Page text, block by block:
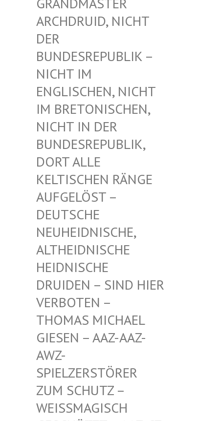
RCHDRUID, NICHT D
ER B
UNDESREPUBLIK – N
ICHT IM E
NGLISCHEN, NICHT I
M BRETONISCHEN, N
ICHT IN DER B
UNDESREPUBLIK, D
ORT ALLE K
ELTISCHEN RÄNGE A
UFGELÖST – D
EUTSCHE N
EUHEIDNISCHE, A
LTHEIDNISCHE H
EIDNISCHE D
RUIDEN – SIND HIER V
ERBOTEN – T
HOMAS MICHAEL G
IESEN – AAZ-AAZ-A
WZ-S
PIELZERSTÖRER Z
UM SCHUTZ – W
EISSMAGISCH GE